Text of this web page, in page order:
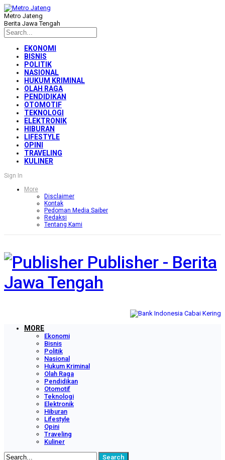
Metro Jateng
Berita Jawa Tengah
EKONOMI
BISNIS
POLITIK
NASIONAL
HUKUM KRIMINAL
OLAH RAGA
PENDIDIKAN
OTOMOTIF
TEKNOLOGI
ELEKTRONIK
HIBURAN
LIFESTYLE
OPINI
TRAVELING
KULINER
Sign In
More
Disclaimer
Kontak
Pedoman Media Saiber
Redaksi
Tentang Kami
Publisher - Berita
Jawa Tengah
MORE
Ekonomi
Bisnis
Politik
Nasional
Hukum Kriminal
Olah Raga
Pendidikan
Otomotif
Teknologi
Elektronik
Hiburan
Lifestyle
Opini
Traveling
Kuliner